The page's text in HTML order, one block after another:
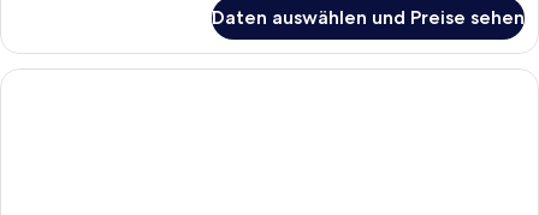
anzeigen
Room
With
Double
Daten auswählen und Preise sehen